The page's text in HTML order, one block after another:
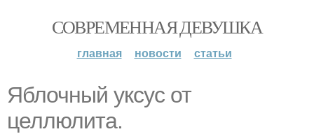
СОВРЕМЕННАЯ ДЕВУШКА
главная новости статьи
Яблочный уксус от
целлюлита.